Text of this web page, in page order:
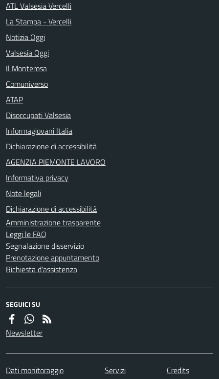
ATL Valsesia Vercelli
La Stampa - Vercelli
Notizia Oggi
Valsesia Oggi
Il Monterosa
Comuniverso
ATAP
Disoccupati Valsesia
Informagiovani Italia
Dichiarazione di accessibilità
AGENZIA PIEMONTE LAVORO
Informativa privacy
Note legali
Dichiarazione di accessibilità
Amministrazione trasparente
Leggi le FAQ
Segnalazione disservizio
Prenotazione appuntamento
Richiesta d'assistenza
SEGUICI SU
Newsletter
Dati monitoraggio Servizi
Credits